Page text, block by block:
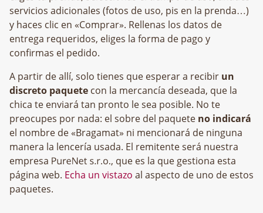
servicios adicionales (fotos de uso, pis en la prenda…)
y haces clic en «Comprar». Rellenas los datos de
entrega requeridos, eliges la forma de pago y
confirmas el pedido.
A partir de allí, solo tienes que esperar a recibir un
discreto paquete con la mercancía deseada, que la
chica te enviará tan pronto le sea posible. No te
preocupes por nada: el sobre del paquete no indicará
el nombre de «Bragamat» ni mencionará de ninguna
manera la lencería usada. El remitente será nuestra
empresa
, que es la que gestiona esta
página web. Echa un vistazo al aspecto de uno de estos
paquetes.